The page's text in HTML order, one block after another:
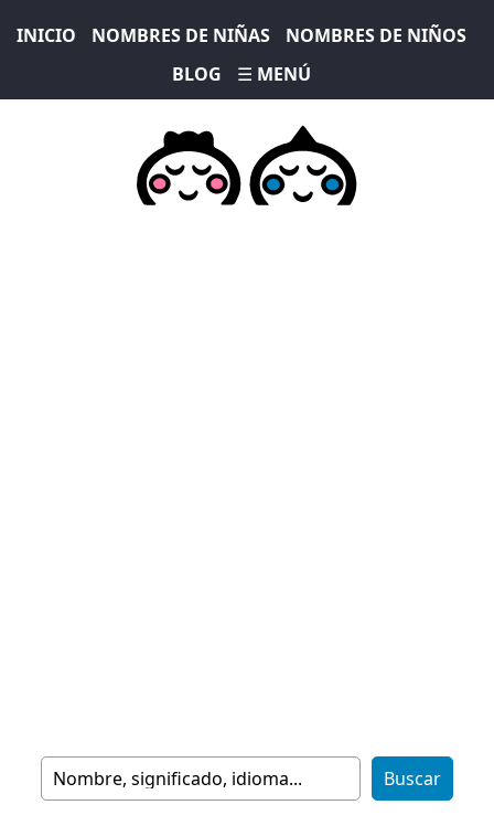
INICIO NOMBRES DE NIÑAS
NOMBRES DE NIÑOS
BLOG
☰ MENÚ